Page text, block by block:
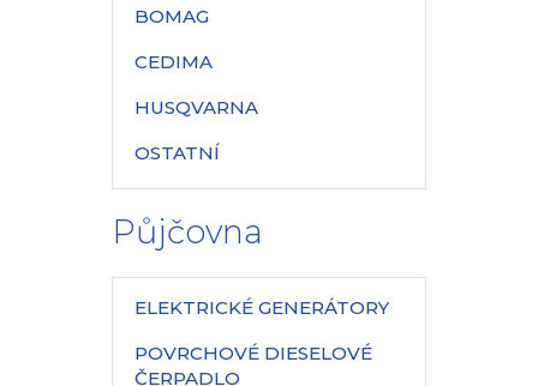
BOMAG
CEDIMA
HUSQVARNA
OSTATNÍ
Půjčovna
ELEKTRICKÉ GENERÁTORY
POVRCHOVÉ DIESELOVÉ
ČERPADLO